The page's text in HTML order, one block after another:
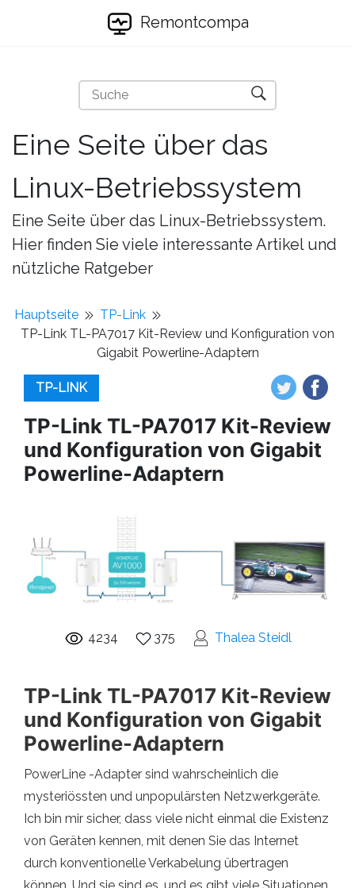
Remontcompa
Eine Seite über das
Linux-Betriebssystem
Eine Seite über das Linux-Betriebssystem.
Hier finden Sie viele interessante Artikel und
nützliche Ratgeber
Hauptseite
TP-Link
TP-Link TL-PA7017 Kit-Review und Konfiguration von
Gigabit Powerline-Adaptern
TP-LINK
TP-Link TL-PA7017 Kit-Review
und Konfiguration von Gigabit
Powerline-Adaptern
4234 375 Thalea Steidl
TP-Link TL-PA7017 Kit-Review
und Konfiguration von Gigabit
Powerline-Adaptern
PowerLine -Adapter sind wahrscheinlich die
mysteriössten und unpopulärsten Netzwerkgeräte.
Ich bin mir sicher, dass viele nicht einmal die Existenz
von Geräten kennen, mit denen Sie das Internet
durch konventionelle Verkabelung übertragen